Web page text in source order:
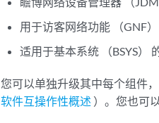
用于访客网络功能 （GNF）
适用于基本系统 （BSYS）
您可以单独升级其中每个组件
软件互操作性概述 ）。您也可